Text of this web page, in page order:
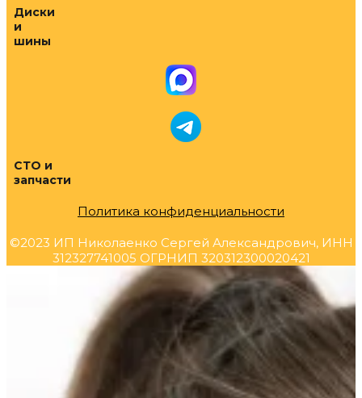
Диски
и
шины
СТО и
запчасти
Политика конфиденциальности
©2023 ИП Николаенко Сергей Александрович, ИНН
312327741005 ОГРНИП 320312300020421